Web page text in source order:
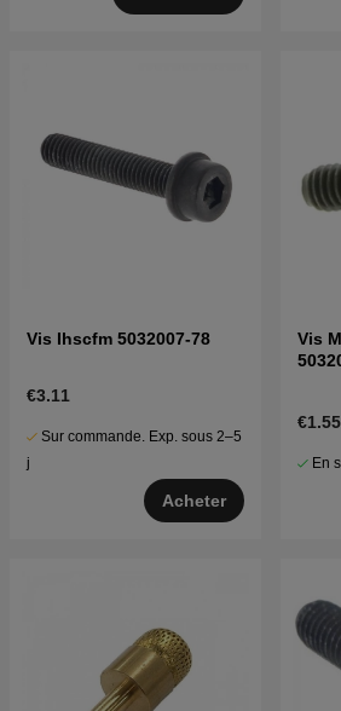
Vis Ihscfm 5032007-78
€3.11
Sur commande. Exp. sous 2–5
j
Acheter
Vis
€1.55
En